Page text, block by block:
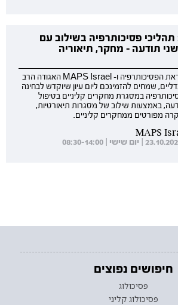
פסיכותרפיה בשילוב עם
תודעה - מחקר, תיאוריה
מכון מפרשים לחקר והוראת הפסיכותרפיה ו- MAPS Israel האגודה הרב
שמחים להזמינכם ליום עיון שיוקדש לבחינה
במסגרת מחקרים קליניים בטיפול
באמצעות שילוב של מסגרות תיאורטיות,
מקרה מפורטים ממחקרים קליניים.
חיפושים נפוצים
פסיכולוג
פסיכולוג קליני